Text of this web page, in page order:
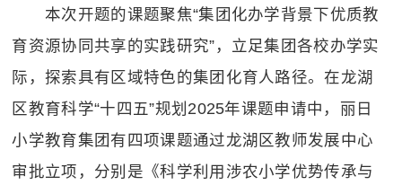
本次开题的课题聚焦“集团化办学背景下优质教
育资源协同共享的实践研究”，立足集团各校办学实
际，探索具有区域特色的集团化育人路径。在龙湖
区教育科学“十四五”规划 2025年课题申请中，丽日
小学教育集团有四项课题通过龙湖区教师发展中心
审批立项，分别是《科学利用涉农小学优势传承与